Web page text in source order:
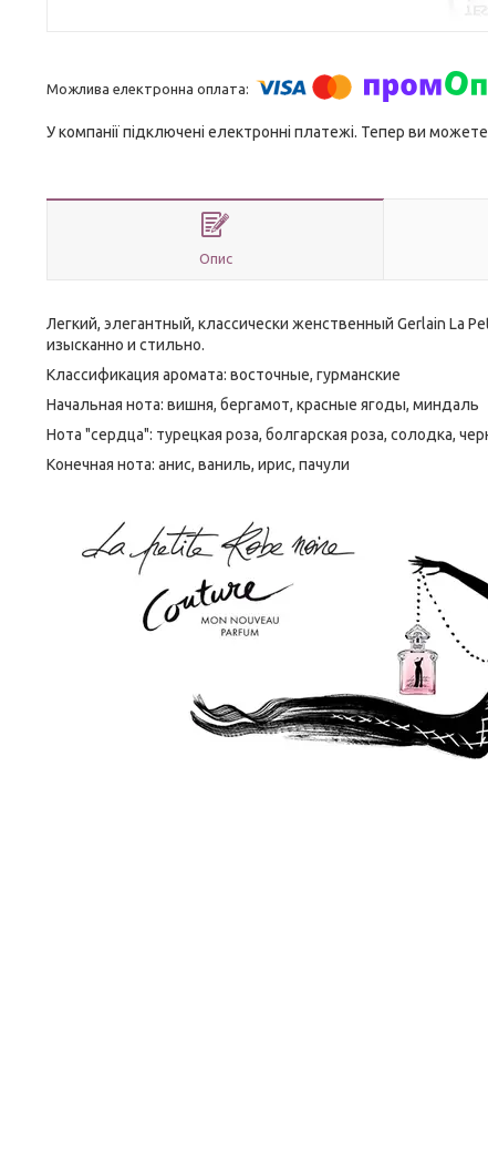
У компанії підключені електронні платежі. Тепер ви
Опис
Легкий, элегантный, классически женственный Gerlain La
изысканно и стильно.
Классификация аромата: восточные, гурманские
Начальная нота: вишня, бергамот, красные ягоды, миндаль
Нота "сердца": турецкая роза, болгарская роза, солодка,
Конечная нота: анис, ваниль, ирис, пачули